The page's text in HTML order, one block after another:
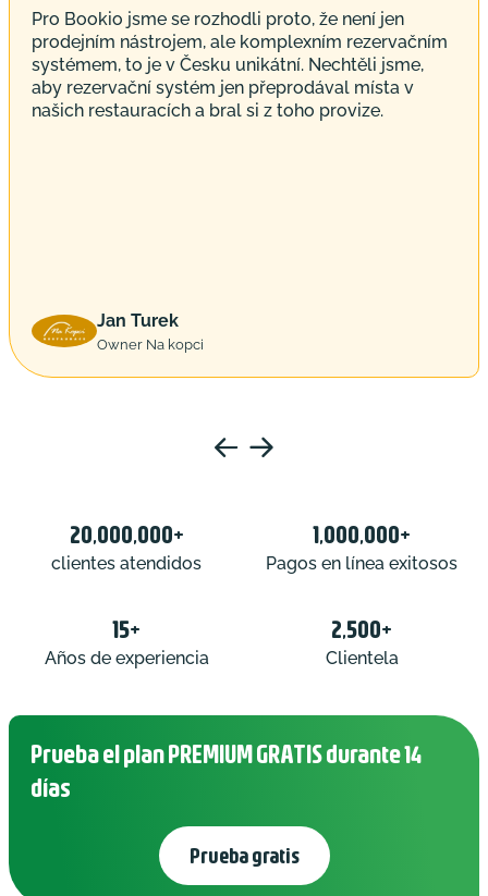
Pro Bookio jsme se rozhodli proto, že není jen
prodejním nástrojem, ale komplexním rezervačním
systémem, to je v Česku unikátní. Nechtěli jsme,
aby rezervační systém jen přeprodával místa v
našich restauracích a bral si z toho provize.
Jan Turek
Owner Na kopci
20,000,000+
clientes atendidos
1,000,000+
Pagos en línea exitosos
15+
Años de experiencia
2,500+
Clientela
Prueba el plan PREMIUM GRATIS durante 14
días
Prueba gratis